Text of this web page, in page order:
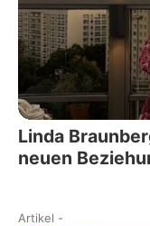
Linda
neuen
Artikel -